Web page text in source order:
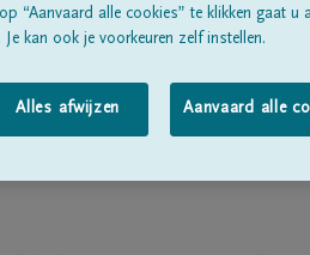
“Aanvaard alle cookies” te klikken gaat u
kan ook je voorkeuren zelf instellen.
Alles afwijzen Aanvaard alle